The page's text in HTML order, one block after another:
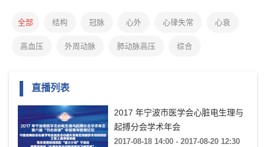
全部 结构 冠脉 心外 心律失常 心衰
高血压 外周动脉 肺动脉高压 综合
直播列表
2017 年宁波市医学会心脏电生理与
起搏分会学术年会
2017-08-18 14:00 - 2017-08-20 12:30